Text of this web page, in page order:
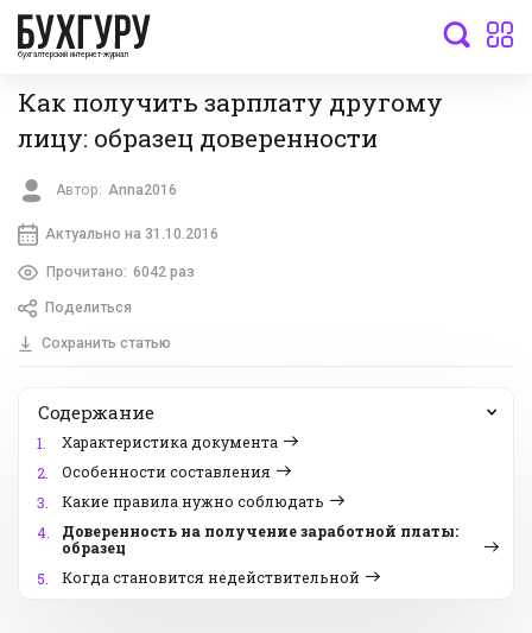
бухгалтерский интернет-журнал
Как получить зарплату другому
лицу: образец доверенности
Автор: Anna2016
Актуально на 31.10.2016
Прочитано: 6042 раз
Поделиться
Сохранить статью
Содержание
1.
Характеристика документа
2.
Особенности составления
3.
Какие правила нужно соблюдать
4.
Доверенность на получение заработной платы:
образец
5.
Когда становится недействительной